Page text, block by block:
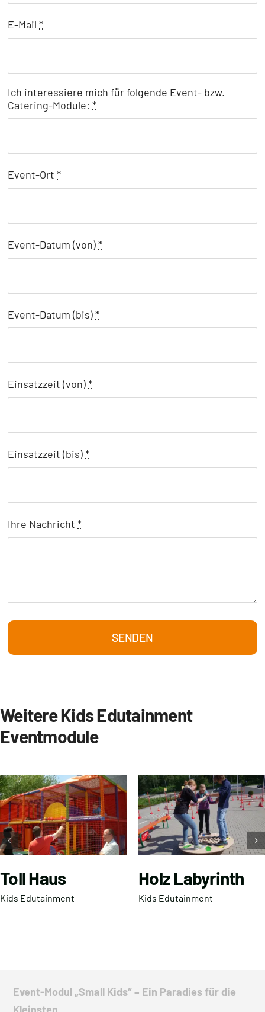
E-Mail*
Ich interessiere mich für folgende Event- bzw.
Catering-Module:*
Event-Ort*
Event-Datum (von)*
Event-Datum (bis)*
Einsatzzeit (von)*
Einsatzzeit (bis)*
Ihre Nachricht*
SENDEN
Weitere Kids Edutainment
Eventmodule
Toll Haus
Kids Edutainment
Holz Labyrinth
Kids Edutainment
Event-Modul „Small Kids“ – Ein Paradies für die